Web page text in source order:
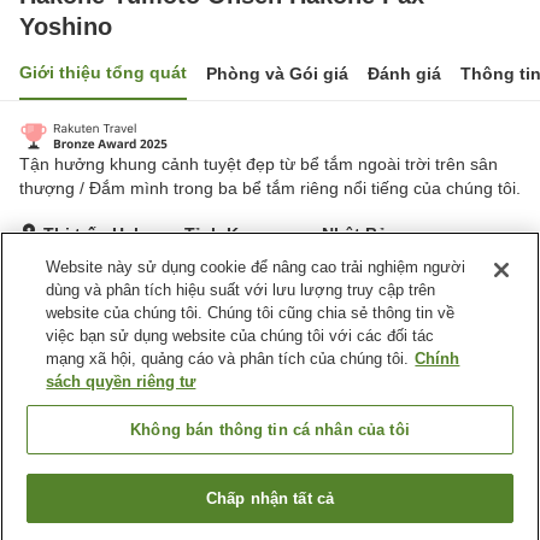
Yoshino
Giới thiệu tổng quát Phòng và Gói giá Đánh giá Thông
Tận hưởng khung cảnh tuyệt đẹp từ bể tắm ngoài trời trên sân
thượng / Đắm mình trong ba bể tắm riêng nổi tiếng của chúng tôi.
Thị trấn Hakone, Tỉnh Kanagawa, Nhật Bản
Hiển thị trên bản đồ
Rất tốt Đánh giá:246lượt
Tiện nghi chỗ nghỉ
Bãi đỗ xe
Lounge
Máy bán hàng tự động
Tỉnh Kanagawa
Hakone Yumoto Onsen Hakone Pax Yoshino
Tìm phòng trống
Website này sử dụng cookie để nâng cao trải nghiệm người
dùng và phân tích hiệu suất với lưu lượng truy cập trên
website của chúng tôi. Chúng tôi cũng chia sẻ thông tin về
việc bạn sử dụng website của chúng tôi với các đối tác
mạng xã hội, quảng cáo và phân tích của chúng tôi. Chính
sách quyền riêng tư
Không bán thông tin cá nhân của tôi
Chấp nhận tất cả